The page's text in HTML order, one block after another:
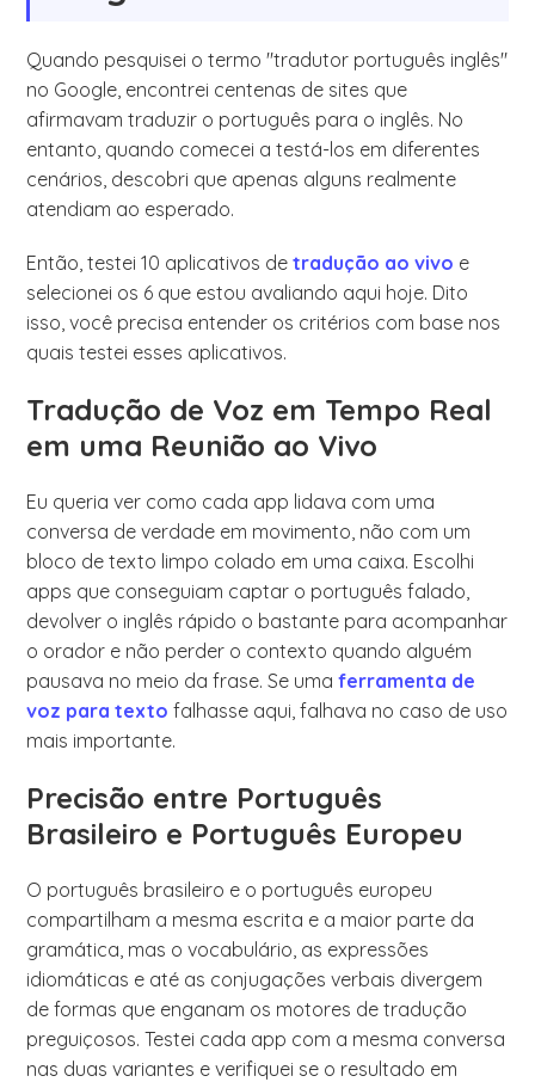
Quando pesquisei o termo "tradutor português inglês"
no Google, encontrei centenas de sites que
afirmavam traduzir o português para o inglês. No
entanto, quando comecei a testá-los em diferentes
cenários, descobri que apenas alguns realmente
atendiam ao esperado.
Então, testei 10 aplicativos detradução ao vivo e
selecionei os 6 que estou avaliando aqui hoje. Dito
isso, você precisa entender os critérios com base nos
quais testei esses aplicativos.
Tradução de Voz em Tempo Real
em uma Reunião ao Vivo
Eu queria ver como cada app lidava com uma
conversa de verdade em movimento, não com um
bloco de texto limpo colado em uma caixa. Escolhi
apps que conseguiam captar o português falado,
devolver o inglês rápido o bastante para acompanhar
o orador e não perder o contexto quando alguém
pausava no meio da frase. Se umaferramenta de
voz para texto falhasse aqui, falhava no caso de uso
mais importante.
Precisão entre Português
Brasileiro e Português Europeu
O português brasileiro e o português europeu
compartilham a mesma escrita e a maior parte da
gramática, mas o vocabulário, as expressões
idiomáticas e até as conjugações verbais divergem
de formas que enganam os motores de tradução
preguiçosos. Testei cada app com a mesma conversa
nas duas variantes e verifiquei se o resultado em